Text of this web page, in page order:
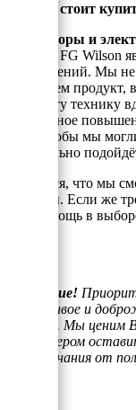
Почему стоит
Генераторы и
техника FG Wilson
направлений. Мы
реализуем
знают эту технику
постоянное
того, чтобы мы
оптимально
Надеемся, что мы
вопросы. Если же
или помощь в
Внимание!
отзывчивое и
клиенту. Мы ценим
менеджером
воспоминания от